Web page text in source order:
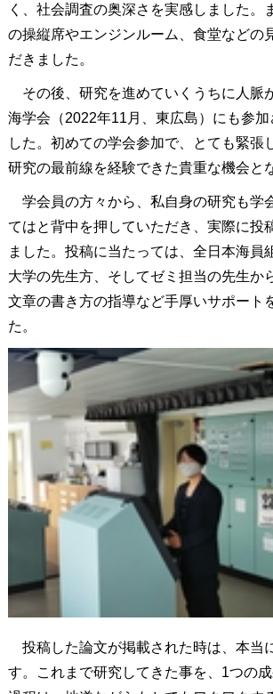
く、社会調査の奥深さを実感しました。
の操縦席やエンジンルーム、食堂などの
だきました。
その後、研究を進めていくうちに人脈
海学会（2022年11月、東広島）にも参加
した。初めての学会参加で、とても緊張
研究の最前線を経験できた貴重な機会と
学会員の方々から、私自身の研究も学
てはと背中を押していただき、実際に投
ました。投稿に当たっては、全日本海員
大学の先生方、そしてゼミ担当の先生か
文章の書き方の指導など手厚いサポート
た。
投稿した論文が掲載された時は、本当
す。これまで研究してきた事を、1つの